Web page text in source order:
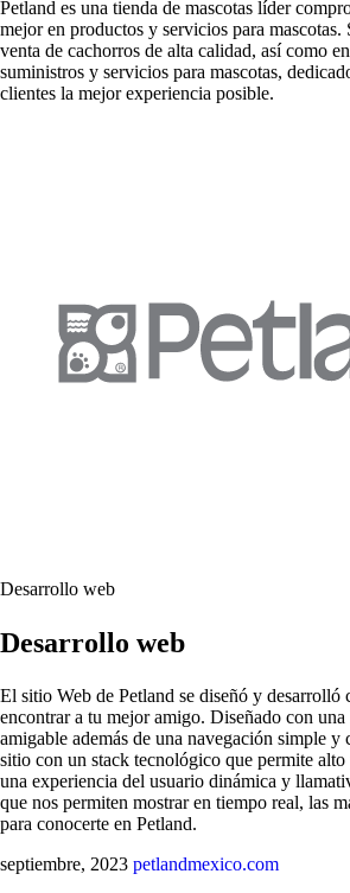
Petland es una tienda de mascotas líder
mejor en productos y servicios para mascotas.
venta de cachorros de alta calidad, así como
suministros y servicios para mascotas,
clientes la mejor experiencia posible.
Desarrollo web
Desarrollo web
El sitio Web de Petland se diseñó y desarrolló
encontrar a tu mejor amigo. Diseñado con
amigable además de una navegación simple y
sitio con un stack tecnológico que permite
una experiencia del usuario dinámica y
que nos permiten mostrar en tiempo real, las
para conocerte en Petland.
septiembre, 2023 petlandmexico.com